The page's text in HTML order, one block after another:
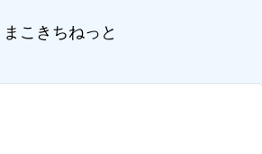
まこきちねっと